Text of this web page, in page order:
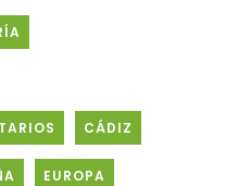
CÁDIZ
EUROPA